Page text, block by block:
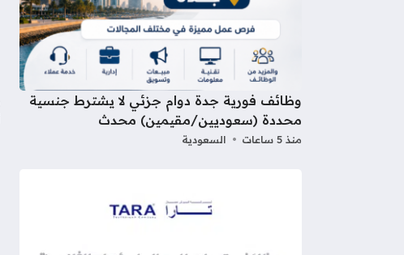
وظائف فورية جدة دوام جزئي لا يشترط جنسية
محددة (سعوديين/مقيمين) محدث
منذ 5 ساعات السعودية